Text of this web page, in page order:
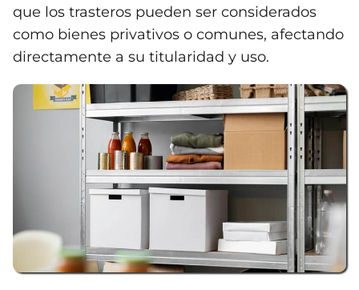
que los trasteros pueden ser considerados
como bienes privativos o comunes, afectando
directamente a su titularidad y uso.